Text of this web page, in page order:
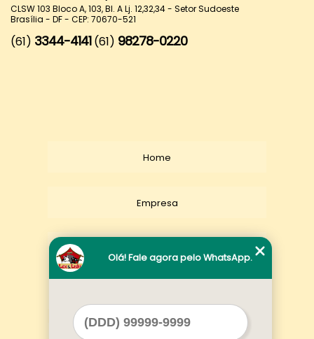
CLSW 103 Bloco A, 103, Bl. A Lj. 12,32,34 - Setor Sudoeste
Brasília - DF - CEP: 70670-521
(61) 3344-4141 (61) 98278-0220
Home
Empresa
Olá! Fale agora pelo WhatsApp.